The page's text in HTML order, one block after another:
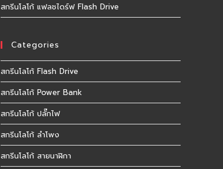
สกรีนโลโก้ แฟลชไดร์ฟ Flash Drive
Categories
สกรีนโลโก้ Flash Drive
สกรีนโลโก้ Power Bank
สกรีนโลโก้ ปลั๊กไฟ
สกรีนโลโก้ ลำโพง
สกรีนโลโก้ สายนาฬิกา